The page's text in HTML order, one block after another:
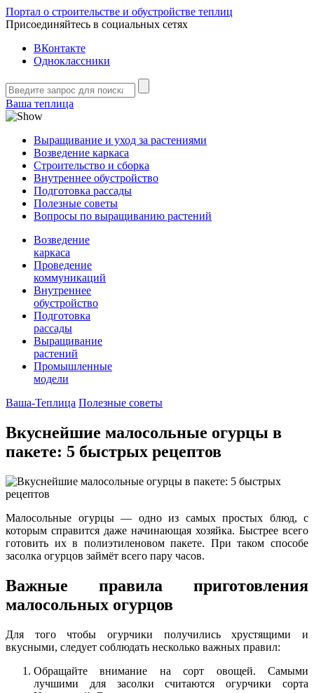
Портал о строительстве и обустройстве теплиц
Присоединяйтесь в социальных сетях
ВКонтакте
Одноклассники
Ваша теплица
Выращивание и уход за растениями
Возведение каркаса
Строительство и сборка
Внутреннее обустройство
Подготовка рассады
Полезные советы
Вопросы по выращиванию растений
Возведение
каркаса
Проведение
коммуникаций
Внутреннее
обустройство
Подготовка
рассады
Выращивание
растений
Промышленные
модели
Ваша-Теплица Полезные советы
Вкуснейшие малосольные огурцы в
пакете: 5 быстрых рецептов
Малосольные огурцы — одно из самых простых блюд, с
которым справится даже начинающая хозяйка. Быстрее всего
готовить их в полиэтиленовом пакете. При таком способе
засолка огурцов займёт всего пару часов.
Важные правила приготовления
малосольных огурцов
Для того чтобы огурчики получились хрустящими и
вкусными, следует соблюдать несколько важных правил:
Обращайте внимание на сорт овощей. Самыми
лучшими для засолки считаются огурчики сорта